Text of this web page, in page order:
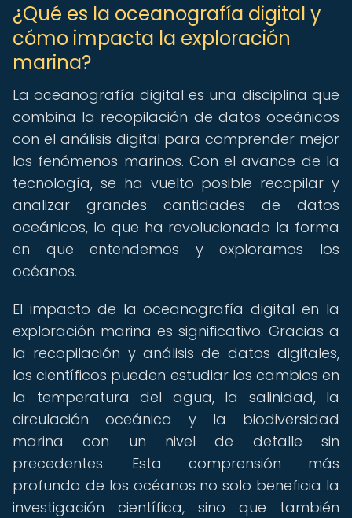
¿Qué es la oceanografía digital y
cómo impacta la exploración
marina?
La oceanografía digital es una disciplina que
combina la recopilación de datos oceánicos
con el análisis digital para comprender mejor
los fenómenos marinos. Con el avance de la
tecnología, se ha vuelto posible recopilar y
analizar grandes cantidades de datos
oceánicos, lo que ha revolucionado la forma
en que entendemos y exploramos los
océanos.
El impacto de la oceanografía digital en la
exploración marina es significativo. Gracias a
la recopilación y análisis de datos digitales,
los científicos pueden estudiar los cambios en
la temperatura del agua, la salinidad, la
circulación oceánica y la biodiversidad
marina con un nivel de detalle sin
precedentes. Esta comprensión más
profunda de los océanos no solo beneficia la
investigación científica, sino que también